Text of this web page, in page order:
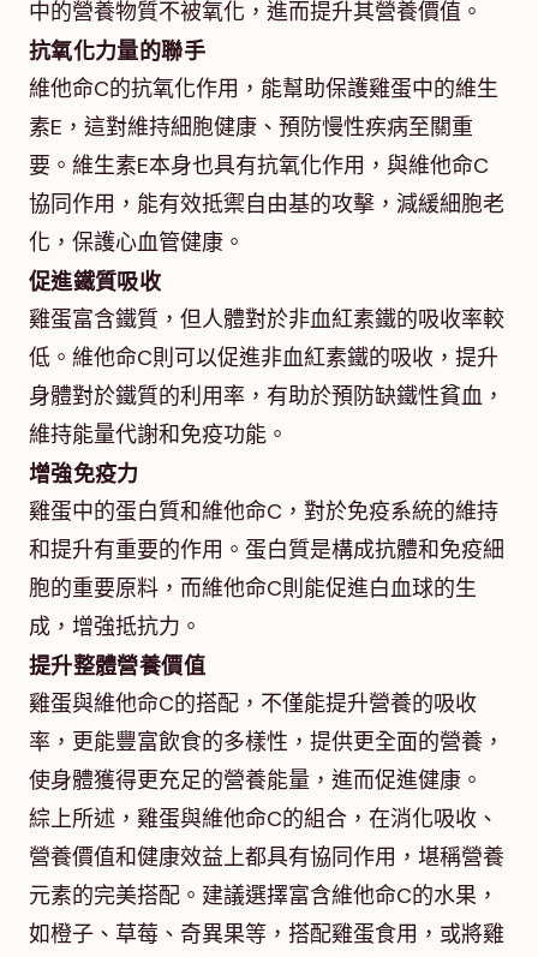
中的營養物質不被氧化，進而提升其營養價值。
抗氧化力量的聯手
維他命C的抗氧化作用，能幫助保護雞蛋中的維生
素E，這對維持細胞健康、預防慢性疾病至關重
要。維生素E本身也具有抗氧化作用，與維他命C
協同作用，能有效抵禦自由基的攻擊，減緩細胞老
化，保護心血管健康。
促進鐵質吸收
雞蛋富含鐵質，但人體對於非血紅素鐵的吸收率較
低。維他命C則可以促進非血紅素鐵的吸收，提升
身體對於鐵質的利用率，有助於預防缺鐵性貧血，
維持能量代謝和免疫功能。
增強免疫力
雞蛋中的蛋白質和維他命C，對於免疫系統的維持
和提升有重要的作用。蛋白質是構成抗體和免疫細
胞的重要原料，而維他命C則能促進白血球的生
成，增強抵抗力。
提升整體營養價值
雞蛋與維他命C的搭配，不僅能提升營養的吸收
率，更能豐富飲食的多樣性，提供更全面的營養，
使身體獲得更充足的營養能量，進而促進健康。
綜上所述，雞蛋與維他命C的組合，在消化吸收、
營養價值和健康效益上都具有協同作用，堪稱營養
元素的完美搭配。建議選擇富含維他命C的水果，
如橙子、草莓、奇異果等，搭配雞蛋食用，或將雞